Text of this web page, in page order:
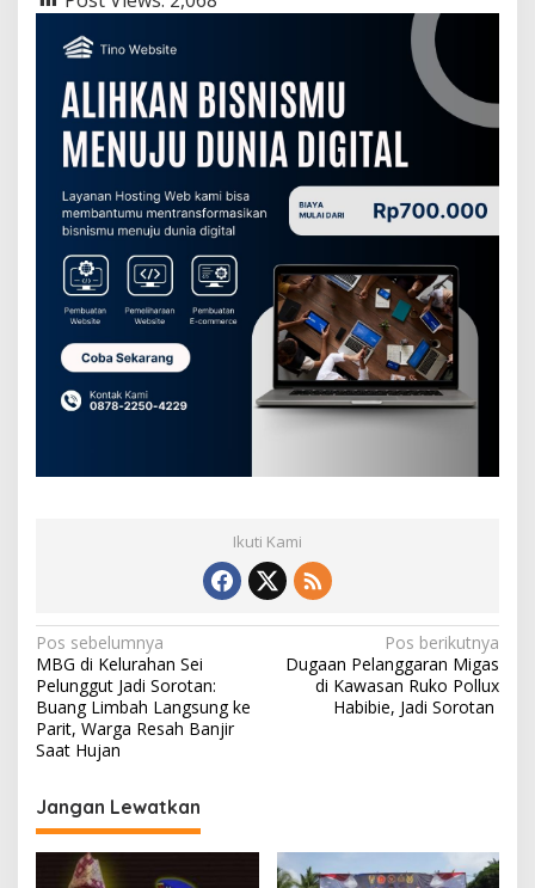
Ikuti Kami
N
a
v
i
a
s
Pos sebelumnya
MBG di Kelurahan Sei
Pelunggut Jadi Sorotan:
Buang Limbah Langsung ke
Parit, Warga Resah Banjir
Saat Hujan
Pos berikutnya
Dugaan Pelanggaran Migas
di Kawasan Ruko Pollux
Habibie, Jadi Sorotan
Jangan Lewatkan